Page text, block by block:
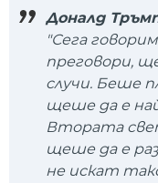
Доналд
"Сега
преговори,
случи. Беше
щеше да е
Втората
щеше да е
не искат